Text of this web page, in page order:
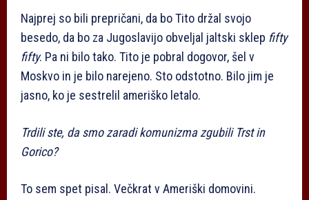
Najprej so bili prepričani, da bo Tito držal svojo
besedo, da bo za Jugoslavijo obveljal jaltski sklep fifty
fifty. Pa ni bilo tako. Tito je pobral dogovor, šel v
Moskvo in je bilo narejeno. Sto odstotno. Bilo jim je
jasno, ko je sestrelil ameriško letalo.
Trdili ste, da smo zaradi komunizma zgubili Trst in
Gorico?
To sem spet pisal. Večkrat v Ameriški domovini.